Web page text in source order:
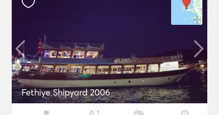
Fethiye Shipyard 2006